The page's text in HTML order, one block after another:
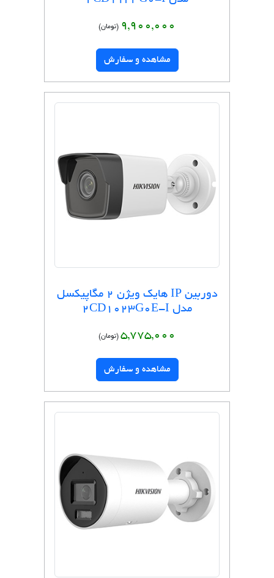
9,900,000 (تومان)
مشاهده و سفارش
دوربین IP هایک ویژن 2 مگاپیکسل
مدل 2CD1023G0E-I
5,775,000 (تومان)
مشاهده و سفارش